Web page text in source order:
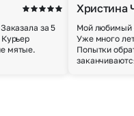
за 5
мятые.
Христина
Мой любимый
Уже много
Попытки